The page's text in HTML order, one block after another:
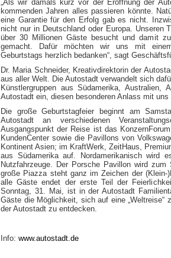
„Als wir damals kurz vor der Eröffnung der
kommenden Jahren alles passieren könnte.
eine Garantie für den Erfolg gab es nicht.
nicht nur in Deutschland oder Europa. Unseren
über 30 Millionen Gäste besucht und damit
gemacht. Dafür möchten wir uns mit
Geburtstags herzlich bedanken“, sagt
Dr. Maria Schneider, Kreativdirektorin der
aus aller Welt. Die Autostadt verwandelt sich
Künstlergruppen aus Südamerika,
Autostadt ein, diesen besonderen Anlass mit uns
Die große Geburtstagfeier beginnt am
Autostadt an verschiedenen
Ausgangspunkt der Reise ist das
KundenCenter sowie die Pavillons von
Kontinent Asien; im KraftWerk, ZeitHaus,
aus Südamerika auf. Nordamerikanisch wird
Nutzfahrzeuge. Der Porsche Pavillon wird
große Piazza steht ganz im Zeichen der
alle Gäste endet der erste Teil der
Sonntag, 31. Mai, ist in der Autostadt
Gäste die Möglichkeit, sich auf eine „Weltreise“
der Autostadt zu entdecken.
Info: www.autostadt.de